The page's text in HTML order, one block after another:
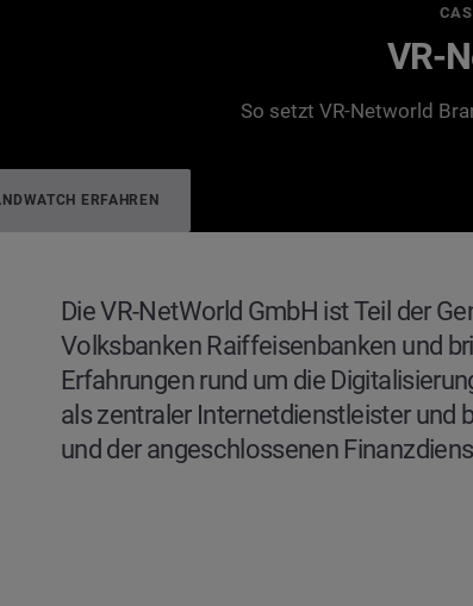
VR-
So setzt VR-Networld
ERFAHREN
Die VR-NetWorld GmbH ist Teil der
Volksbanken Raiffeisenbanken und
Erfahrungen rund um die
als zentraler Internetdienstleister und
und der angeschlossenen